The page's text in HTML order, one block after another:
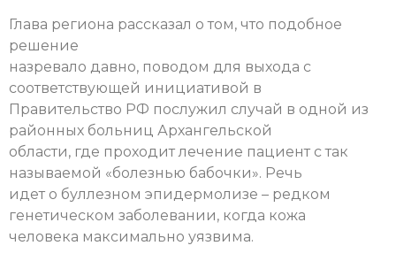
Глава региона рассказал о том, что подобное
решение
назревало давно, поводом для выхода с
соответствующей инициативой в
Правительство РФ послужил случай в одной из
районных больниц Архангельской
области, где проходит лечение пациент с так
называемой «болезнью бабочки». Речь
идет о буллезном эпидермолизе – редком
генетическом заболевании, когда кожа
человека максимально уязвима.